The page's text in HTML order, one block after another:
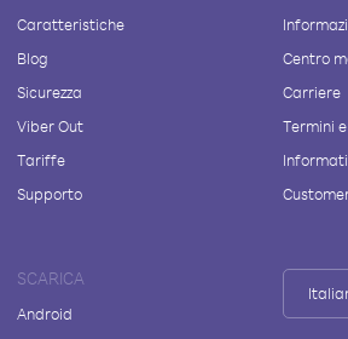
Caratteristiche
Blog
Sicurezza
Viber Out
Tariffe
Supporto
Centro
Carriere
Termini
SCARICA
Android